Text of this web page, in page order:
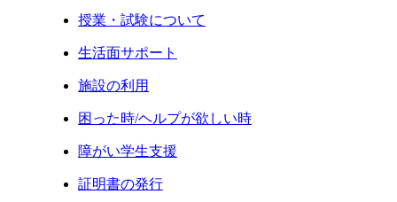
授業・試験について
生活面サポート
施設の利用
困った時/ヘルプが欲しい時
障がい学生支援
証明書の発行